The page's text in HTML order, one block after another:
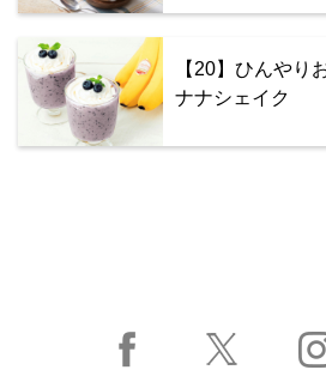
【20】ひんやり
ナナシェイク